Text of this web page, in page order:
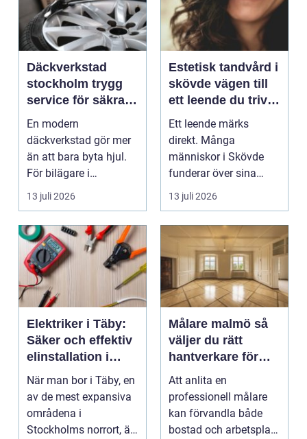
Däckverkstad
stockholm trygg
service för säkra
mil året runt
En modern
däckverkstad gör mer
än att bara byta hjul.
För bilägare i
Stockholm handlar
valet av däck...
13 juli 2026
Estetisk tandvård i
skövde vägen till
ett leende du trivs
med
Ett leende märks
direkt. Många
människor i Skövde
funderar över sina
tänder, men skjuter
upp att gör...
13 juli 2026
Elektriker i Täby:
Säker och effektiv
elinstallation i
norrort
När man bor i Täby, en
av de mest expansiva
områdena i
Stockholms norrort, är
Målare malmö så
väljer du rätt
hantverkare för
hem och företag
Att anlita en
professionell målare
kan förvandla både
bostad och arbetsplats